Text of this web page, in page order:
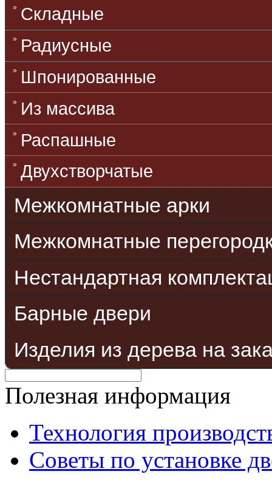
Складные
Радиусные
Шпонированные
Из массива
Распашные
Двухстворчатые
Межкомнатные арки
Межкомнатные
Нестандартная
Барные двери
Изделия из дерева на
Полезная информация
Технология
Советы по установке